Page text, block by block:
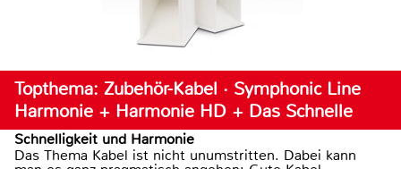
Topthema: Zubehör-Kabel · Symphonic Line
Harmonie + Harmonie HD + Das Schnelle
Schnelligkeit und Harmonie
Das Thema Kabel ist nicht unumstritten. Dabei kann